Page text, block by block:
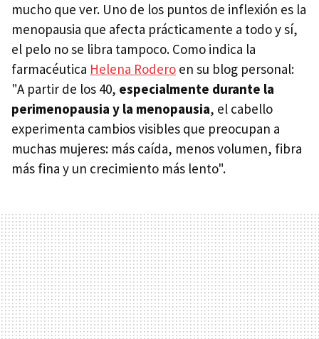
mucho que ver. Uno de los puntos de inflexión es la
menopausia que afecta prácticamente a todo y sí,
el pelo no se libra tampoco. Como indica la
farmacéutica Helena Rodero en su blog personal:
"A partir de los 40, especialmente durante la
perimenopausia y la menopausia, el cabello
experimenta cambios visibles que preocupan a
muchas mujeres: más caída, menos volumen, fibra
más fina y un crecimiento más lento".